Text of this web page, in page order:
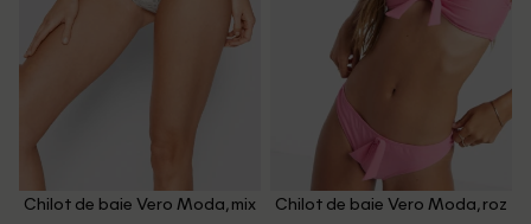
Chilot de baie Vero Moda, mix
Chilot de baie Vero Moda, roz